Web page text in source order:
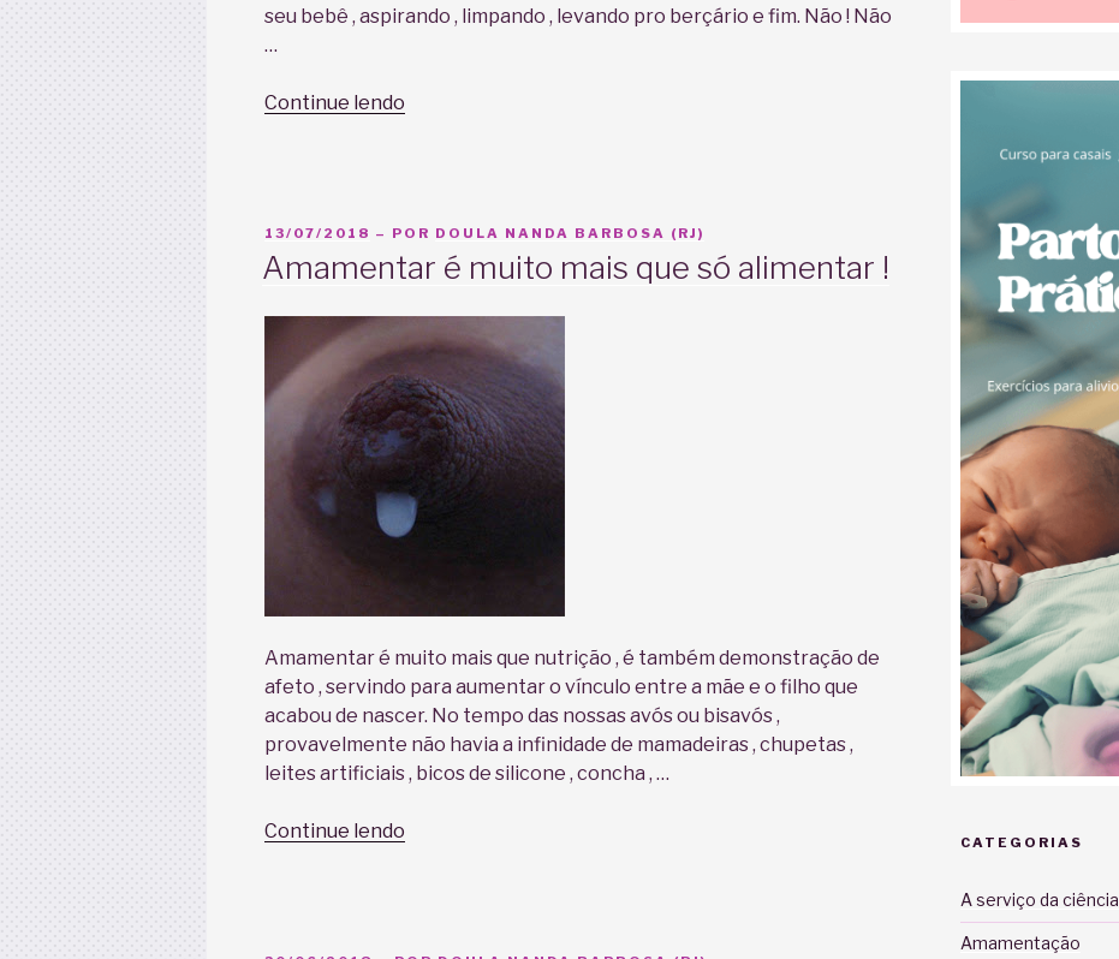
seu bebê , aspirando , limpando , levando pro berçário e fim. Não ! Não
…
Continue lendo
a
pele
tão
importante?”
PUBLICADO
13/07/2018 – POR DOULA NANDA BARBOSA (RJ)
Amamentar é muito mais que só alimentar !
Amamentar é muito mais que nutrição , é também demonstração de
afeto , servindo para aumentar o vínculo entre a mãe e o filho que
acabou de nascer. No tempo das nossas avós ou bisavós ,
provavelmente não havia a infinidade de mamadeiras , chupetas ,
leites artificiais , bicos de silicone , concha , …
Continue lendo CATEGORIAS
A serviço da ciência
Amamentação